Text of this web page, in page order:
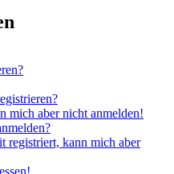
mich aber nicht anmelden!
registriert, kann mich aber